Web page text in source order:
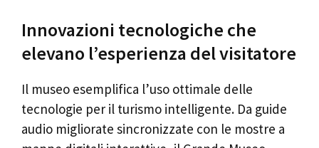
Innovazioni tecnologiche che
elevano l’esperienza del visitatore
Il museo esemplifica l’uso ottimale delle
tecnologie per il turismo intelligente. Da guide
audio migliorate sincronizzate con le mostre a